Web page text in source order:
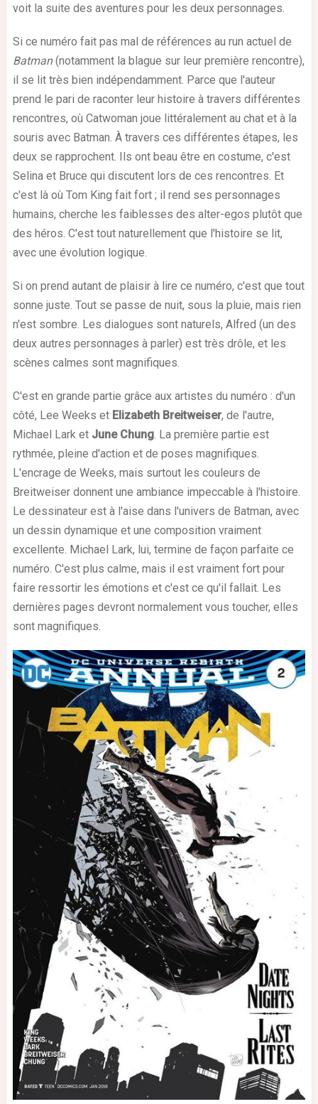
voit la suite des aventures pour les deux personnages.
Si ce numéro fait pas mal de références au run actuel de
Batman(notamment la blague sur leur première rencontre),
il se lit très bien indépendamment. Parce que l'auteur
prend le pari de raconter leur histoire à travers différentes
rencontres, où Catwoman joue littéralement au chat et à la
souris avec Batman. À travers ces différentes étapes, les
deux se rapprochent. Ils ont beau être en costume, c'est
Selina et Bruce qui discutent lors de ces rencontres. Et
c'est là où Tom King fait fort ; il rend ses personnages
humains, cherche les faiblesses des alter-egos plutôt que
des héros. C'est tout naturellement que l'histoire se lit,
avec une évolution logique.
Si on prend autant de plaisir à lire ce numéro, c'est que tout
sonne juste. Tout se passe de nuit, sous la pluie, mais rien
n'est sombre. Les dialogues sont naturels, Alfred (un des
deux autres personnages à parler) est très drôle, et les
scènes calmes sont magnifiques.
C'est en grande partie grâce aux artistes du numéro : d'un
côté, Lee Weeks et Elizabeth Breitweiser, de l'autre,
Michael Lark et June Chung. La première partie est
rythmée, pleine d'action et de poses magnifiques.
L'encrage de Weeks, mais surtout les couleurs de
Breitweiser donnent une ambiance impeccable à l'histoire.
Le dessinateur est à l'aise dans l'univers de Batman, avec
un dessin dynamique et une composition vraiment
excellente. Michael Lark, lui, termine de façon parfaite ce
numéro. C'est plus calme, mais il est vraiment fort pour
faire ressortir les émotions et c'est ce qu'il fallait. Les
dernières pages devront normalement vous toucher, elles
sont magnifiques.